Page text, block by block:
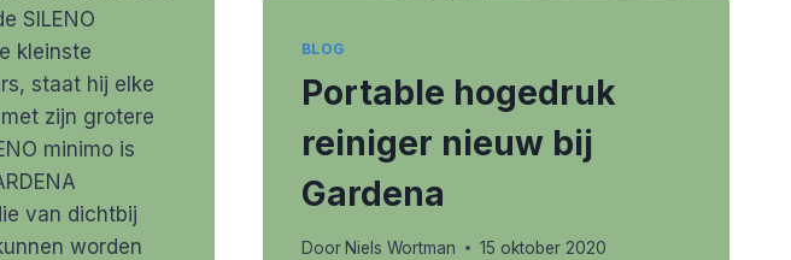
SILENO
kleinste
staat hij elke
zijn grotere
minimo is
van dichtbij
worden
BLOG
Portable hogedruk
reiniger nieuw bij
Gardena
Door Niels Wortman 15 oktober 2020